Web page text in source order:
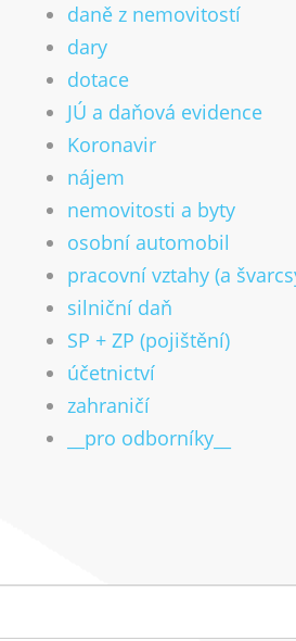
daně z nemovitostí
dary
dotace
JÚ a daňová evidence
Koronavir
nájem
nemovitosti a byty
osobní automobil
pracovní vztahy (a
silniční daň
SP + ZP (pojištění)
účetnictví
zahraničí
__pro odborníky__